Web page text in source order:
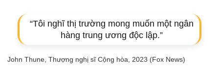
“Tôi nghĩ thị trường mong muốn một ngân
hàng trung ương độc lập.”
John Thune, Thượng nghị sĩ Cộng hòa, 2023 (Fox News)